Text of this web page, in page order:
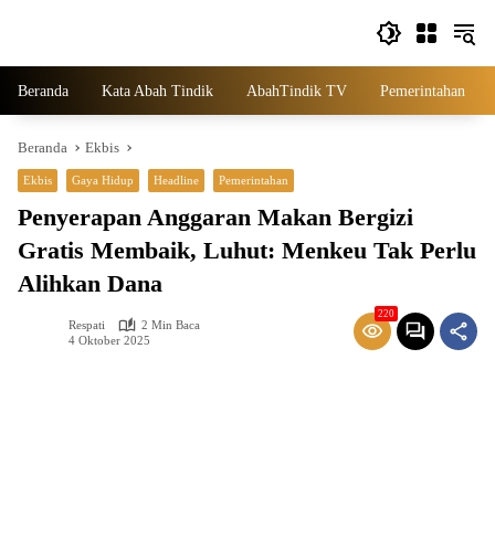
Beranda Kata Abah Tindik AbahTindik TV Pemerintahan
Beranda Ekbis
Ekbis Gaya Hidup Headline Pemerintahan
Penyerapan Anggaran Makan Bergizi
Gratis Membaik, Luhut: Menkeu Tak Perlu
Alihkan Dana
Respati
2 Min Baca
4 Oktober 2025
220